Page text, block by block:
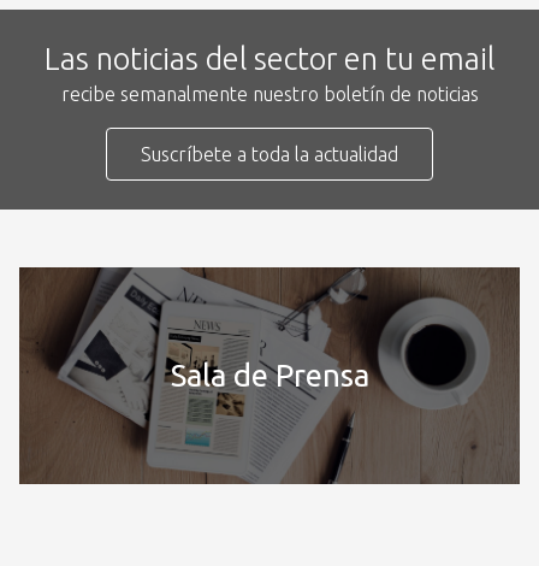
Las noticias del sector en tu email
recibe semanalmente nuestro boletín de noticias
Suscríbete a toda la actualidad
Sala de Prensa